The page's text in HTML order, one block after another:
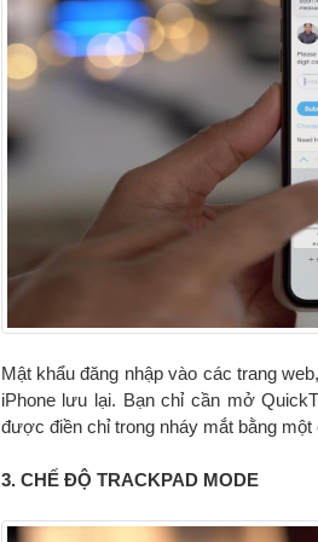
Mật khẩu đăng nhập vào các trang
iPhone lưu lại. Bạn chỉ cần mở
được điền chỉ trong nháy mắt bằng một
3. CHẾ ĐỘ TRACKPAD MODE